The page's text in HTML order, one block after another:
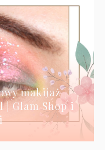
makijaż |
| Glam Shop i